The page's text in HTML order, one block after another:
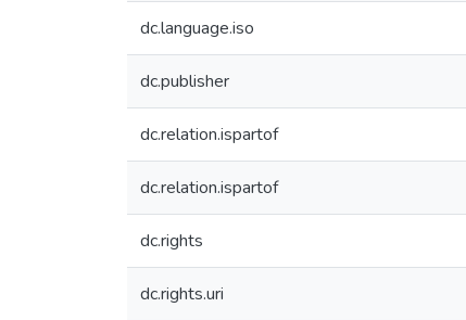
dc.language.iso
dc.publisher
dc.relation.ispartof
dc.relation.ispartof
dc.rights
dc.rights.uri